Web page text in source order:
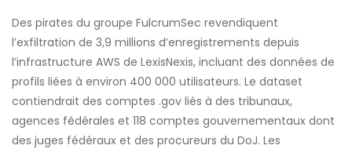
Des pirates du groupe FulcrumSec revendiquent
l’exfiltration de 3,9 millions d’enregistrements depuis
l’infrastructure AWS de LexisNexis, incluant des données de
profils liées à environ 400 000 utilisateurs. Le dataset
contiendrait des comptes .gov liés à des tribunaux,
agences fédérales et 118 comptes gouvernementaux dont
des juges fédéraux et des procureurs du DoJ. Les